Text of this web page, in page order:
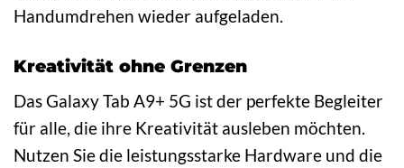
Handumdrehen wieder aufgeladen.
Kreativität ohne Grenzen
Das Galaxy Tab A9+ 5G ist der perfekte Begleiter
für alle, die ihre Kreativität ausleben möchten.
Nutzen Sie die leistungsstarke Hardware und die